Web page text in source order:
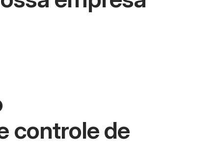
controle de